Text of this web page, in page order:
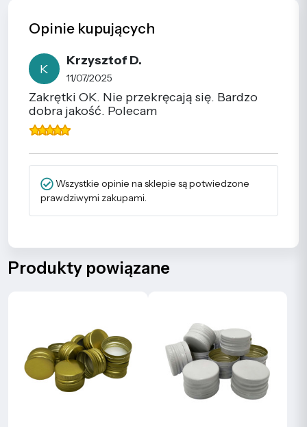
Opinie kupujących
K
Krzysztof D.
11/07/2025
Zakrętki OK. Nie przekręcają się. Bardzo
dobra jakość. Polecam
Wszystkie opinie na sklepie są potwiedzone
prawdziwymi zakupami.
Produkty powiązane